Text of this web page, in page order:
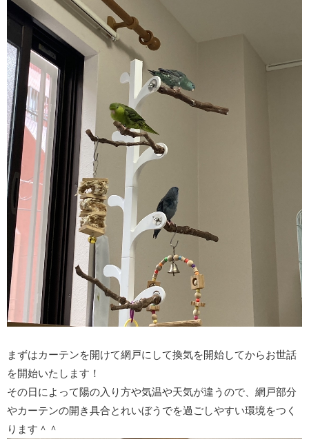
まずはカーテンを開けて網戸にして換気を開始してからお世話
を開始いたします！
その日によって陽の入り方や気温や天気が違うので、網戸部分
やカーテンの開き具合とれいぼうでを過ごしやすい環境をつく
ります＾＾